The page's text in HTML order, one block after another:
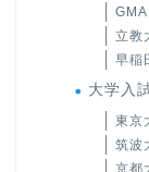
立教
早稲
大学入
東京
筑波
京都